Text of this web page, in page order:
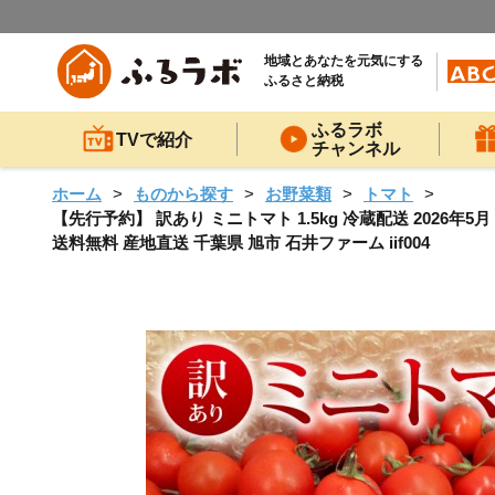
地域とあなたを元気にする
ふるさと納税
TVで紹介
ふるラボ
チャンネル
ホーム ものから探す お野菜類
トマト
【先行予約】 訳あり ミニトマト 1.5kg 冷蔵配送 2026年5
送料無料 産地直送 千葉県 旭市 石井ファーム iif004